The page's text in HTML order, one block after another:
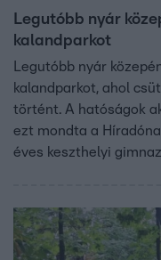
Legutóbb nyár
kalandparkot
Legutóbb nyár
kalandparkot, ahol
történt. A hatóságok
ezt mondta a
éves keszthelyi
osztálykiránduláson
foglalkozik.